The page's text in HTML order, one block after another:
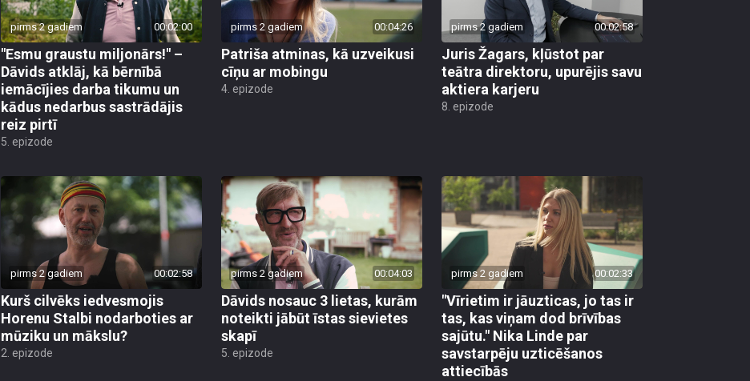
pirms 2 gadiem 00:02:00
"Esmu graustu miljonārs!" –
Dāvids atklāj, kā bērnībā
iemācījies darba tikumu un
kādus nedarbus sastrādājis
reiz pirtī
5. epizode
pirms 2 gadiem 00:04:26
Patriša atminas, kā uzveikusi
cīņu ar mobingu
4. epizode
pirms 2 gadiem 00:02:58
Juris Žagars, kļūstot par
teātra direktoru, upurējis savu
aktiera karjeru
8. epizode
pirms 2 gadiem 00:02:58
Kurš cilvēks iedvesmojis
Horenu Stalbi nodarboties ar
mūziku un mākslu?
2. epizode
pirms 2 gadiem 00:04:03
Dāvids nosauc 3 lietas, kurām
noteikti jābūt īstas sievietes
skapī
5. epizode
pirms 2 gadiem 00:02:33
"Vīrietim ir jāuzticas, jo tas ir
tas, kas viņam dod brīvības
sajūtu." Nika Linde par
savstarpēju uzticēšanos
attiecībās